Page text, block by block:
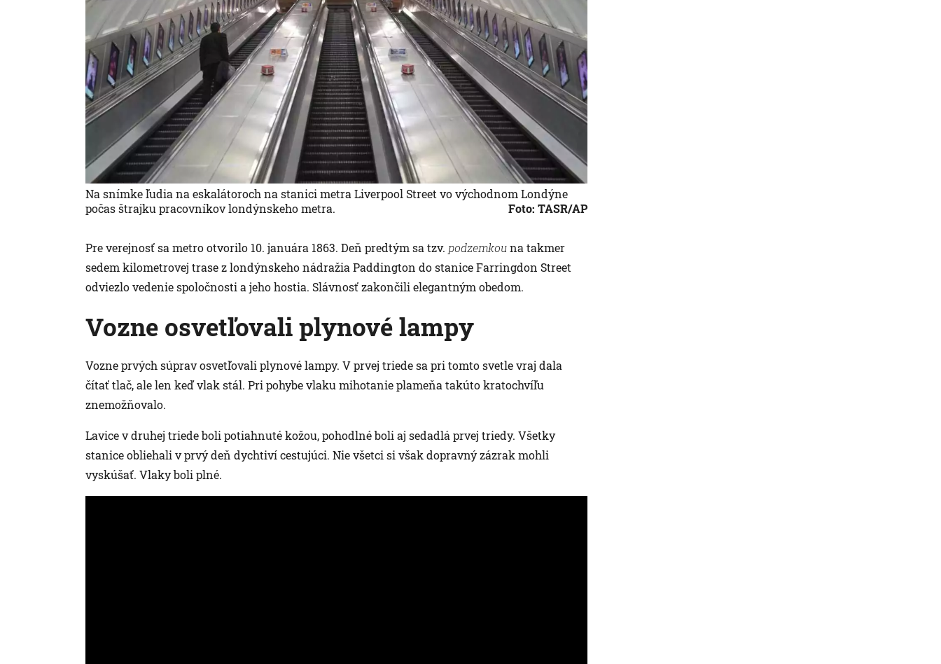
Na snímke ľudia na eskalátoroch na stanici metra Liverpool Street vo východnom Londýne
počas štrajku pracovníkov londýnskeho metra.
Foto: TASR/AP
Pre verejnosť sa metro otvorilo 10. januára 1863. Deň predtým sa tzv. podzemkouna takmer
sedem kilometrovej trase z londýnskeho nádražia Paddington do stanice Farringdon Street
odviezlo vedenie spoločnosti a jeho hostia. Slávnosť zakončili elegantným obedom.
Vozne osvetľovali plynové lampy
Vozne prvých súprav osvetľovali plynové lampy. V prvej triede sa pri tomto svetle vraj dala
čítať tlač, ale len keď vlak stál. Pri pohybe vlaku mihotanie plameňa takúto kratochvíľu
znemožňovalo.
Lavice v druhej triede boli potiahnuté kožou, pohodlné boli aj sedadlá prvej triedy. Všetky
stanice obliehali v prvý deň dychtiví cestujúci. Nie všetci si však dopravný zázrak mohli
vyskúšať. Vlaky boli plné.